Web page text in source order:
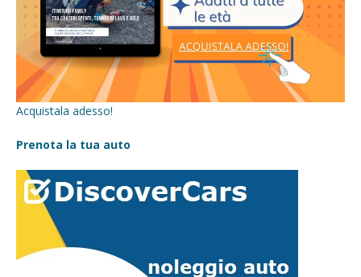
Acquistala adesso!
Prenota la tua auto